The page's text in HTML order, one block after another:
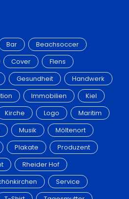
Bar
Beachsoccer
Cover
Flens
Gesundheit
Handwerk
Immobilien
Kiel
Kirche Logo
Maritim
Musik
Möltenort
Plakate
Produzent
Rheider Hof
Service